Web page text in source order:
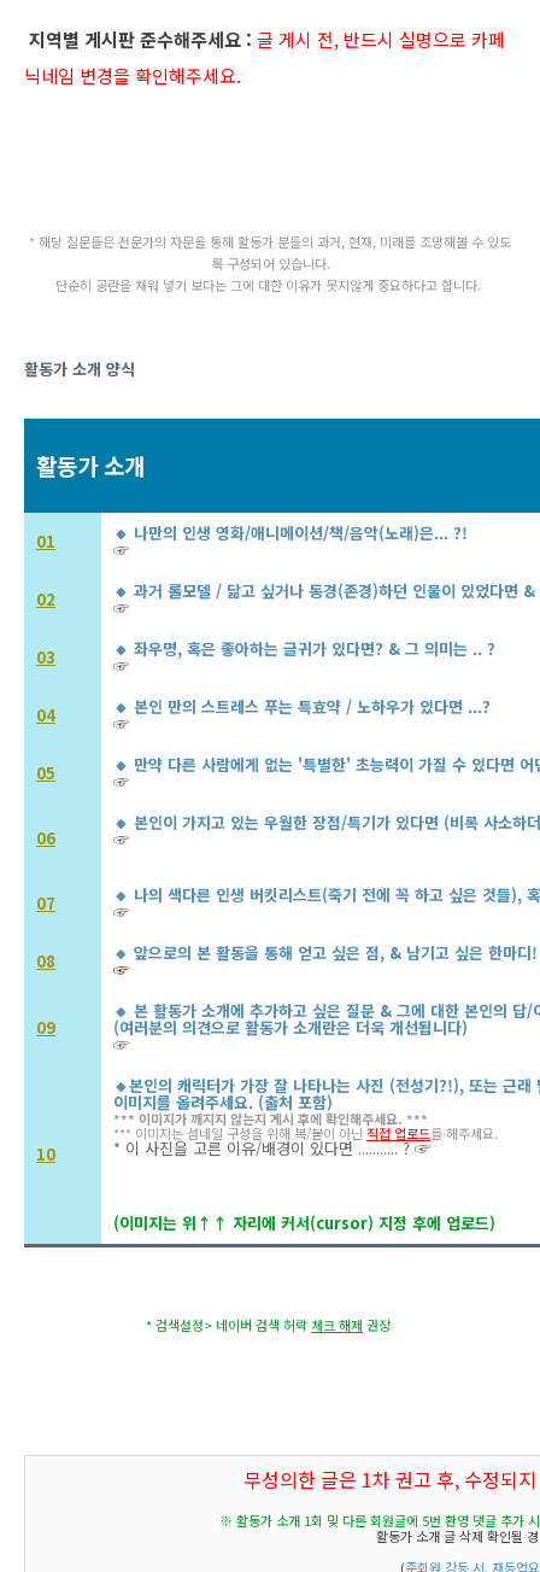
지역별 게시판 준수해주세요 : 글 게시 전, 반드시 실명으로 카페
닉네임 변경을 확인해주세요.
* 해당 질문들은 전문가의 자문을 통해 활동가 분들의 과거, 현재, 미래를 조망해볼 수 있도
록 구성되어 있습니다.
단순히 공란을 채워 넣기 보다는 그에 대한 이유가 못지않게 중요하다고 합니다.
활동가 소개 양식
활동가 소개
01 🔸 나만의 인생 영화/애니메이션/책/음악(노래)은... ?!
☞
02 🔸 과거 롤모델 / 닮고 싶거나 동경(존경)하던 인물이 있었다면
☞
03 🔸 좌우명, 혹은 좋아하는 글귀가 있다면? & 그 의미는 .. ?
☞
04 🔸 본인 만의 스트레스 푸는 특효약 / 노하우가 있다면 ...?
☞
05 🔸 만약 다른 사람에게 없는 '특별한' 초능력이 가질 수 있다면
☞
06
🔸 본인이 가지고 있는 우월한 장점/특기가 있다면 (비록 사소하
☞
07 🔸 나의 색다른 인생 버킷리스트(죽기 전에 꼭 하고 싶은 것들),
☞
08 🔸 앞으로의 본 활동을 통해 얻고 싶은 점, & 남기고 싶은 한마디!
☞
09
🔸 본 활동가 소개에 추가하고 싶은 질문 & 그에 대한 본인의 답/
(여러분의 의견으로 활동가 소개란은 더욱 개선됩니다)
☞
10
🔸본인의 캐릭터가 가장 잘 나타나는 사진 (전성기?!), 또는 근
이미지를 올려주세요. (출처 포함)
*** 이미지가 깨지지 않는지 게시 후에 확인해주세요. ***
*** 이미지는 섬네일 구성을 위해 복/붙이 아닌 직접 업로드를 해주세요.
* 이 사진을 고른 이유/배경이 있다면...........? ☞
(이미지는 위↑↑ 자리에 커서(cursor) 지정 후에 업로드)
* 검색설정> 네이버 검색 허락 체크 해제 권장
무성의한 글은 1차 권고 후, 수정되
※ 활동가 소개 1회 및 다른 회원글에 5번 환영 댓글 추가
활동가 소개 글 삭제 확인될
(준회원 강등 시, 재등업